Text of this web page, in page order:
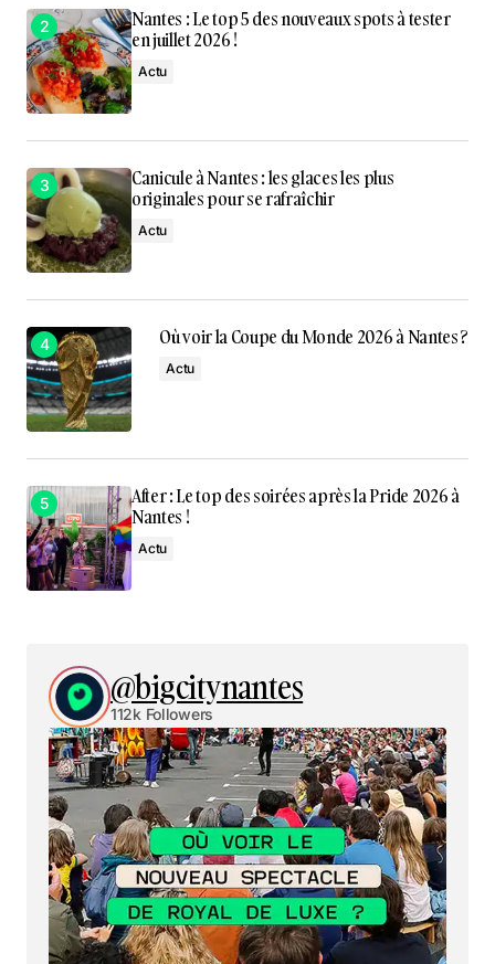
Nantes : Le top 5 des nouveaux spots à tester
en juillet 2026 !
Actu
Canicule à Nantes : les glaces les plus
originales pour se rafraîchir
Actu
Où voir la Coupe du Monde 2026 à Nantes ?
Actu
After : Le top des soirées après la Pride 2026 à
Nantes !
Actu
@bigcitynantes
112k Followers